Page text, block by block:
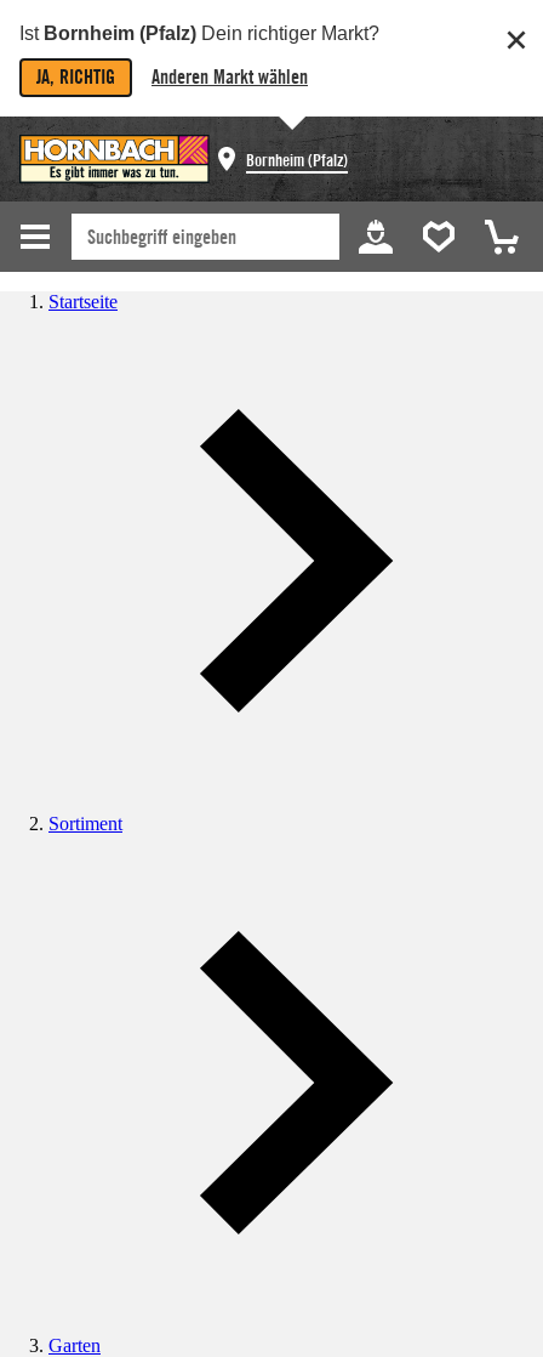
Ist Bornheim (Pfalz) Dein richtiger Markt?
JA, RICHTIG Anderen Markt wählen
Bornheim (Pfalz)
Startseite
Sortiment
Garten